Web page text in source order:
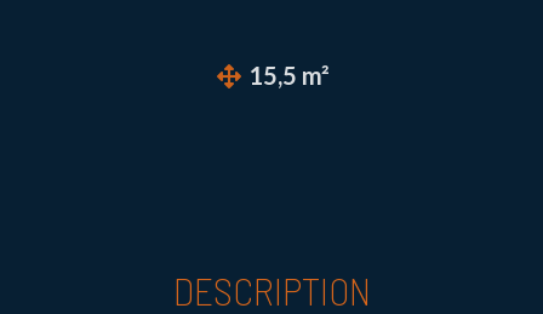
15,5 m²
DESCRIPTION